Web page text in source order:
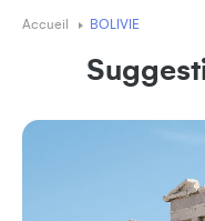
Accueil BOLIVIE